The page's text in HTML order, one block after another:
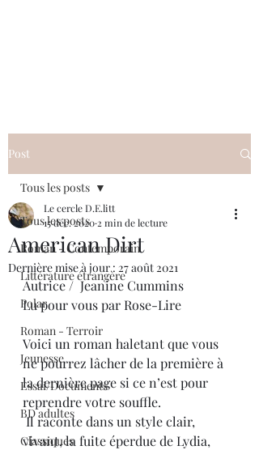
Post
Tous les posts
Roman - Contemporain
Littérature étrangère
Polar
Roman - Terroir
Jeunesse
Essai/Documents
BD adultes
Classiques
Tous les posts
American Dirt
Le cercle D.E.litt
15 déc. 2020 2 min de lecture
Dernière mise à jour : 27 août 2021
Autrice /  Jeanine Cummins
Lu pour vous par Rose-Lire
Voici un roman haletant que vous
ne pourrez lâcher de la première à
la dernière page si ce n’est pour
reprendre votre souffle.
Il raconte dans un style clair,
vivant, la fuite éperdue de Lydia,